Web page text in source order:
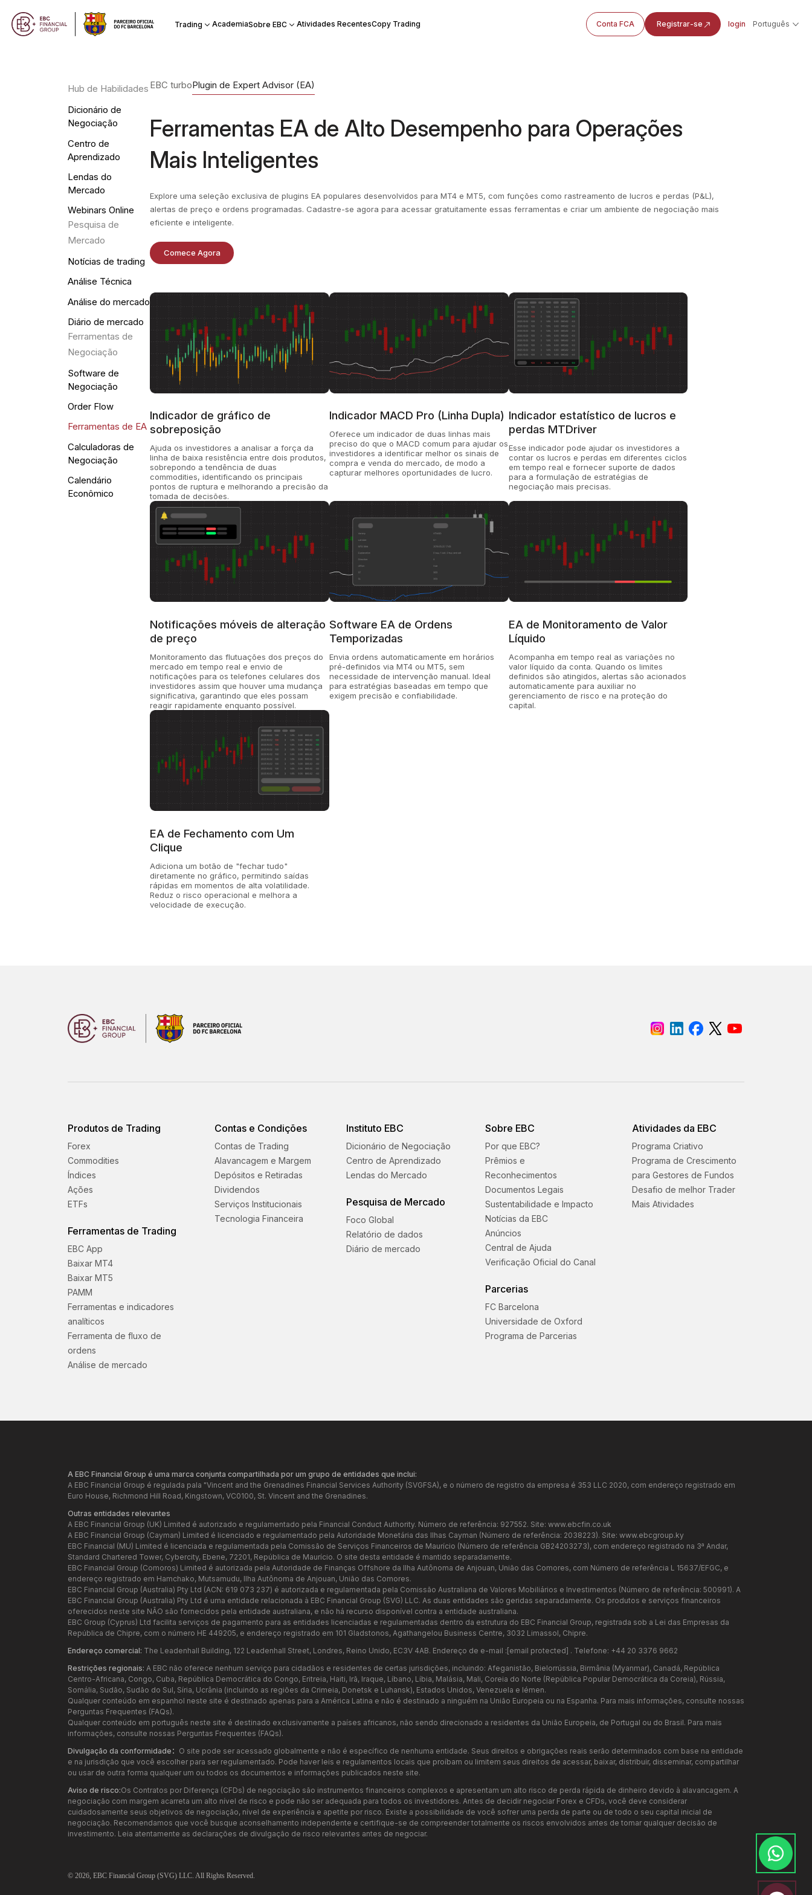
Trading AcademiaSobre EBC Atividades RecentesCopy Trading Conta FCA Registrar-se login Português
Hub de Habilidades
Dicionário de
Negociação
Centro de
Aprendizado
Lendas do
Mercado
Webinars Online
Pesquisa de
Mercado
Notícias de trading
Análise Técnica
Análise do mercado
Diário de mercado
Ferramentas de
Negociação
Software de
Negociação
Order Flow
Ferramentas de EA
Calculadoras de
Negociação
Calendário
Econômico
EBC turboPlugin de Expert Advisor (EA)
Ferramentas EA de Alto Desempenho para Operações
Mais Inteligentes
Explore uma seleção exclusiva de plugins EA populares desenvolvidos para MT4 e MT5, com funções como rastreamento de lucros e perdas (P&L),
alertas de preço e ordens programadas. Cadastre-se agora para acessar gratuitamente essas ferramentas e criar um ambiente de negociação mais
eficiente e inteligente.
Comece Agora
Indicador de gráfico de
sobreposição
Ajuda os investidores a analisar a força da
linha de baixa resistência entre dois produtos,
sobrepondo a tendência de duas
commodities, identificando os principais
pontos de ruptura e melhorando a precisão da
tomada de decisões.
Indicador MACD Pro (Linha Dupla)
Oferece um indicador de duas linhas mais
preciso do que o MACD comum para ajudar os
investidores a identificar melhor os sinais de
compra e venda do mercado, de modo a
capturar melhores oportunidades de lucro.
Indicador estatístico de lucros e
perdas MTDriver
Esse indicador pode ajudar os investidores a
contar os lucros e perdas em diferentes ciclos
em tempo real e fornecer suporte de dados
para a formulação de estratégias de
negociação mais precisas.
Notificações móveis de alteração
de preço
Monitoramento das flutuações dos preços do
mercado em tempo real e envio de
notificações para os telefones celulares dos
investidores assim que houver uma mudança
significativa, garantindo que eles possam
reagir rapidamente enquanto possível.
Software EA de Ordens
Temporizadas
Envia ordens automaticamente em horários
pré-definidos via MT4 ou MT5, sem
necessidade de intervenção manual. Ideal
para estratégias baseadas em tempo que
exigem precisão e confiabilidade.
EA de Monitoramento de Valor
Líquido
Acompanha em tempo real as variações no
valor líquido da conta. Quando os limites
definidos são atingidos, alertas são acionados
automaticamente para auxiliar no
gerenciamento de risco e na proteção do
capital.
EA de Fechamento com Um
Clique
Adiciona um botão de "fechar tudo"
diretamente no gráfico, permitindo saídas
rápidas em momentos de alta volatilidade.
Reduz o risco operacional e melhora a
velocidade de execução.
Produtos de Trading
Forex
Commodities
Índices
Ações
ETFs
Ferramentas de Trading
EBC App
Baixar MT4
Baixar MT5
PAMM
Ferramentas e indicadores
analíticos
Ferramenta de fluxo de
ordens
Análise de mercado
Contas e Condições
Contas de Trading
Alavancagem e Margem
Depósitos e Retiradas
Dividendos
Serviços Institucionais
Tecnologia Financeira
Instituto EBC
Dicionário de Negociação
Centro de Aprendizado
Lendas do Mercado
Pesquisa de Mercado
Foco Global
Relatório de dados
Diário de mercado
Sobre EBC
Por que EBC?
Prêmios e
Reconhecimentos
Documentos Legais
Sustentabilidade e Impacto
Notícias da EBC
Anúncios
Central de Ajuda
Verificação Oficial do Canal
Parcerias
FC Barcelona
Universidade de Oxford
Programa de Parcerias
Atividades da EBC
Programa Criativo
Programa de Crescimento
para Gestores de Fundos
Desafio de melhor Trader
Mais Atividades
A EBC Financial Group é uma marca conjunta compartilhada por um grupo de entidades que inclui:
A EBC Financial Group é regulada pala "Vincent and the Grenadines Financial Services Authority (SVGFSA), e o número de registro da empresa é 353 LLC 2020, com endereço registrado em
Euro House, Richmond Hill Road, Kingstown, VC0100, St. Vincent and the Grenadines.
Outras entidades relevantes
A EBC Financial Group (UK) Limited é autorizado e regulamentado pela Financial Conduct Authority. Número de referência: 927552. Site: www.ebcfin.co.uk
A EBC Financial Group (Cayman) Limited é licenciado e regulamentado pela Autoridade Monetária das Ilhas Cayman (Número de referência: 2038223). Site: www.ebcgroup.ky
EBC Financial (MU) Limited é licenciada e regulamentada pela Comissão de Serviços Financeiros de Maurício (Número de referência GB24203273), com endereço registrado na 3ª Andar,
Standard Chartered Tower, Cybercity, Ebene, 72201, República de Maurício. O site desta entidade é mantido separadamente.
EBC Financial Group (Comoros) Limited é autorizada pela Autoridade de Finanças Offshore da Ilha Autônoma de Anjouan, União das Comores, com Número de referência L 15637/EFGC, e
endereço registrado em Hamchako, Mutsamudu, Ilha Autônoma de Anjouan, União das Comores.
EBC Financial Group (Australia) Pty Ltd (ACN: 619 073 237) é autorizada e regulamentada pela Comissão Australiana de Valores Mobiliários e Investimentos (Número de referência: 500991). A
EBC Financial Group (Australia) Pty Ltd é uma entidade relacionada à EBC Financial Group (SVG) LLC. As duas entidades são geridas separadamente. Os produtos e serviços financeiros
oferecidos neste site NÃO são fornecidos pela entidade australiana, e não há recurso disponível contra a entidade australiana.
EBC Group (Cyprus) Ltd facilita serviços de pagamento para as entidades licenciadas e regulamentadas dentro da estrutura do EBC Financial Group, registrada sob a Lei das Empresas da
República de Chipre, com o número HE 449205, e endereço registrado em 101 Gladstonos, Agathangelou Business Centre, 3032 Limassol, Chipre.
Endereço comercial: The Leadenhall Building, 122 Leadenhall Street, Londres, Reino Unido, EC3V 4AB. Endereço de e-mail : [email protected] . Telefone: +44 20 3376 9662
Restrições regionais: A EBC não oferece nenhum serviço para cidadãos e residentes de certas jurisdições, incluindo: Afeganistão, Bielorrússia, Birmânia (Myanmar), Canadá, República
Centro-Africana, Congo, Cuba, República Democrática do Congo, Eritreia, Haiti, Irã, Iraque, Líbano, Líbia, Malásia, Mali, Coreia do Norte (República Popular Democrática da Coreia), Rússia,
Somália, Sudão, Sudão do Sul, Síria, Ucrânia (incluindo as regiões da Crimeia, Donetsk e Luhansk), Estados Unidos, Venezuela e Iémen.
Qualquer conteúdo em espanhol neste site é destinado apenas para a América Latina e não é destinado a ninguém na União Europeia ou na Espanha. Para mais informações, consulte nossas
Perguntas Frequentes (FAQs).
Qualquer conteúdo em português neste site é destinado exclusivamente a países africanos, não sendo direcionado a residentes da União Europeia, de Portugal ou do Brasil. Para mais
informações, consulte nossas Perguntas Frequentes (FAQs).
Divulgação da conformidade： O site pode ser acessado globalmente e não é específico de nenhuma entidade. Seus direitos e obrigações reais serão determinados com base na entidade
e na jurisdição que você escolher para ser regulamentado. Pode haver leis e regulamentos locais que proíbam ou limitem seus direitos de acessar, baixar, distribuir, disseminar, compartilhar
ou usar de outra forma qualquer um ou todos os documentos e informações publicados neste site.
Aviso de risco:Os Contratos por Diferença (CFDs) de negociação são instrumentos financeiros complexos e apresentam um alto risco de perda rápida de dinheiro devido à alavancagem. A
negociação com margem acarreta um alto nível de risco e pode não ser adequada para todos os investidores. Antes de decidir negociar Forex e CFDs, você deve considerar
cuidadosamente seus objetivos de negociação, nível de experiência e apetite por risco. Existe a possibilidade de você sofrer uma perda de parte ou de todo o seu capital inicial de
negociação. Recomendamos que você busque aconselhamento independente e certifique-se de compreender totalmente os riscos envolvidos antes de tomar qualquer decisão de
investimento. Leia atentamente as declarações de divulgação de risco relevantes antes de negociar.
© 2026, EBC Financial Group (SVG) LLC. All Rights Reserved.